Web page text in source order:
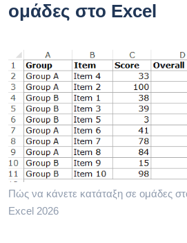
ομάδες στο Excel
Πώς να κάνετε κατάταξη σε ομάδες
Excel 2026